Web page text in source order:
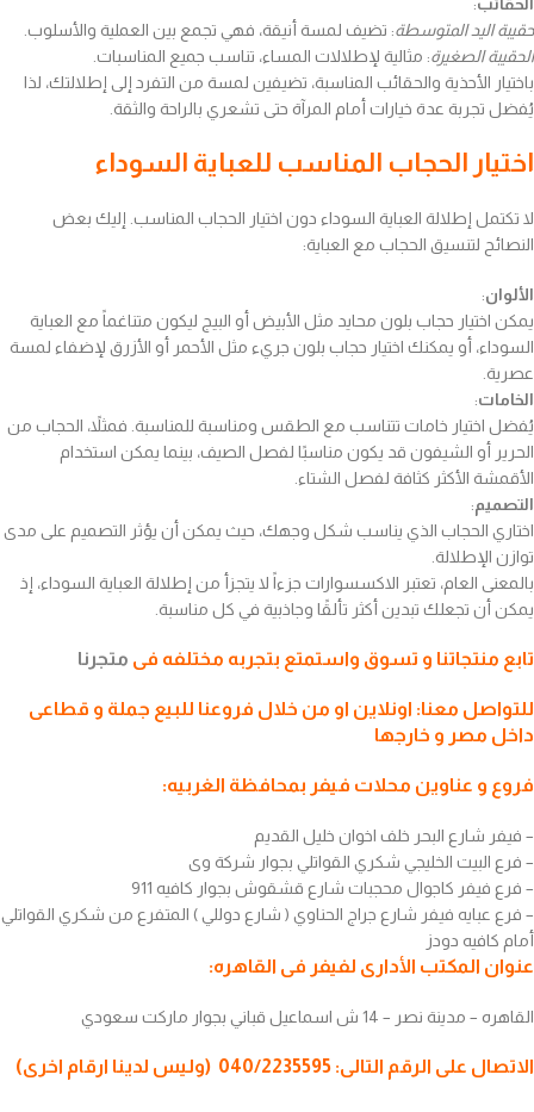
حقيبة اليد المتوسطة: تضيف لمسة أنيقة، فهي تجمع بين العملية والأسلوب.
الحقيبة الصغيرة: مثالية لإطلالات المساء، تناسب جميع المناسبات.
باختيار الأحذية والحقائب المناسبة، تضيفين لمسة من التفرد إلى إطلالتك، لذا
يُفضل تجربة عدة خيارات أمام المرآة حتى تشعري بالراحة والثقة.
اختيار الحجاب المناسب للعباية السوداء
لا تكتمل إطلالة العباية السوداء دون اختيار الحجاب المناسب. إليك بعض
النصائح لتنسيق الحجاب مع العباية:
الألوان:
يمكن اختيار حجاب بلون محايد مثل الأبيض أو البيج ليكون متناغماً مع العباية
السوداء، أو يمكنك اختيار حجاب بلون جريء مثل الأحمر أو الأزرق لإضفاء لمسة
عصرية.
الخامات:
يُفضل اختيار خامات تتناسب مع الطقس ومناسبة للمناسبة. فمثلاً، الحجاب من
الحرير أو الشيفون قد يكون مناسبًا لفصل الصيف، بينما يمكن استخدام
الأقمشة الأكثر كثافة لفصل الشتاء.
التصميم:
اختاري الحجاب الذي يناسب شكل وجهك، حيث يمكن أن يؤثر التصميم على مدى
توازن الإطلالة.
بالمعنى العام، تعتبر الاكسسوارات جزءاً لا يتجزأ من إطلالة العباية السوداء، إذ
يمكن أن تجعلك تبدين أكثر تألقًا وجاذبية في كل مناسبة.
تابع منتجاتنا و تسوق واستمتع بتجربه مختلفه فى متجرنا
للتواصل معنا: اونلاين او من خلال فروعنا للبيع جملة و قطاعى
داخل مصر و خارجها
فروع و عناوين محلات فيفر بمحافظة الغربيه:
– فيفر شارع البحر خلف اخوان خليل القديم
– فرع البيت الخليجي شكري القواتلي بجوار شركة وى
– فرع فيفر كاجوال محجبات شارع قشقوش بجوار كافيه 911
– فرع عبايه فيفر شارع جراج الحناوي ( شارع دوللي ) المتفرع من شكري القواتلي
أمام كافيه دودز
عنوان المكتب الأدارى لفيفر فى القاهره:
القاهره – مدينة نصر – 14 ش اسماعيل قباني بجوار ماركت سعودي
الاتصال على الرقم التالى: 040/2235595 (وليس لدينا ارقام اخرى)